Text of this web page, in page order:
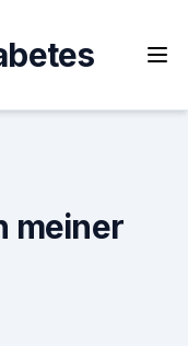
meiner